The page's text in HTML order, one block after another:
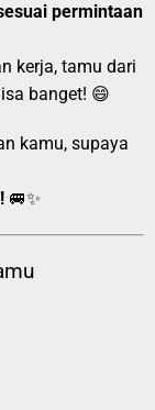
permintaan
kerja, tamu dari
banget! 😄
kamu, supaya
🚐✨